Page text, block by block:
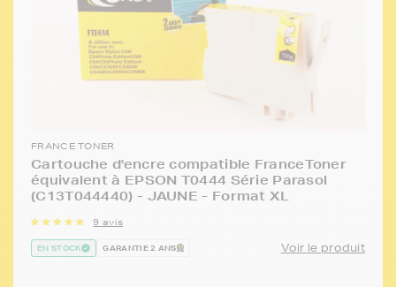
FRANCE TONER
Cartouche d'encre compatible FranceToner
équivalent à EPSON T0444 Série Parasol
(C13T044440) - JAUNE - Format XL
9 avis
EN STOCK GARANTIE 2 ANS Voir le produit